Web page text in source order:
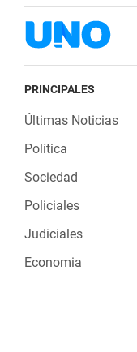
PRINCIPALES
Últimas Noticias
Política
Sociedad
Policiales
Judiciales
Economia